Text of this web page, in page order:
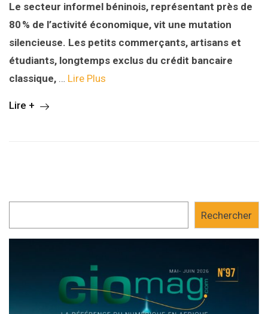
Le secteur informel béninois, représentant près de
80 % de l’activité économique, vit une mutation
silencieuse. Les petits commerçants, artisans et
étudiants, longtemps exclus du crédit bancaire
classique, … Lire Plus
Lire +
Rechercher